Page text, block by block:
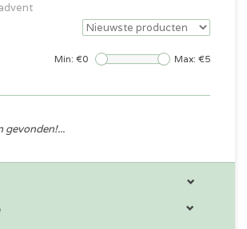
Min: €0 Max: €5
gevonden!...